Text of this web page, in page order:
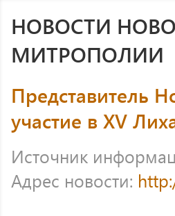
НОВОСТИ
МИТРОПОЛИИ
Представитель
участие в XV
Источник
Адрес новости: